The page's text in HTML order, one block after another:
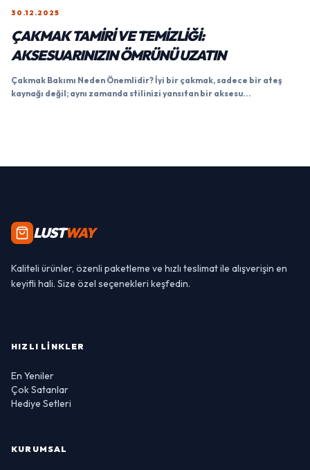
30.12.2025
ÇAKMAK TAMIRI VE TEMIZLIĞI:
AKSESUARINIZIN ÖMRÜNÜ UZATIN
Çakmak Bakımı Neden Önemlidir? İyi bir çakmak, sadece bir ateş
kaynağı değil; aynı zamanda stilinizi yansıtan bir aksesu...
LUSTWAY
Kaliteli ürünler, özenli paketleme ve hızlı teslimat ile alışverişin en
keyifli hali. Size özel seçenekleri keşfedin.
HIZLI LINKLER
En Yeniler
Çok Satanlar
Hediye Setleri
KURUMSAL